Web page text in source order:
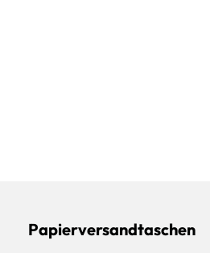
Papierversandtaschen